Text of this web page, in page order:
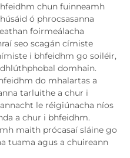
chun fuinneamh
ó phrocsasanna
foirmeálacha
seo scagán címiste
i bhfeidhm go soiléir,
domhain.
do mhalartas a
tarluithe a chur i
le réigiúnacha níos
a chur i bhfeidhm.
maith prócasaí sláine go
tuama agus a chuireann